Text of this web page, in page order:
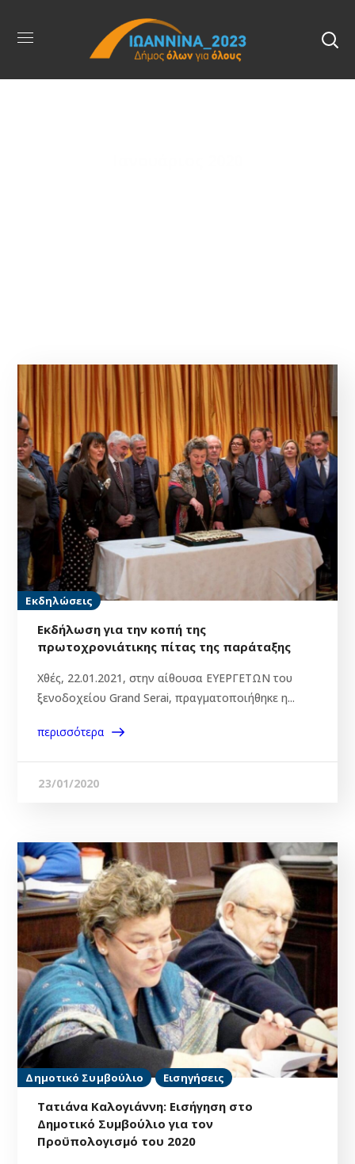
Εκδηλώσεις
Εκδήλωση για την κοπή της
πρωτοχρονιάτικης πίτας της παράταξης
Χθές, 22.01.2021, στην αίθουσα ΕΥΕΡΓΕΤΩΝ του
ξενοδοχείου Grand Serai, πραγματοποιήθηκε η...
περισσότερα
23/01/2020
Δημοτικό Συμβούλιο Εισηγήσεις
Τατιάνα Καλογιάννη: Εισήγηση στο
Δημοτικό Συμβούλιο για τον
Προϋπολογισμό του 2020